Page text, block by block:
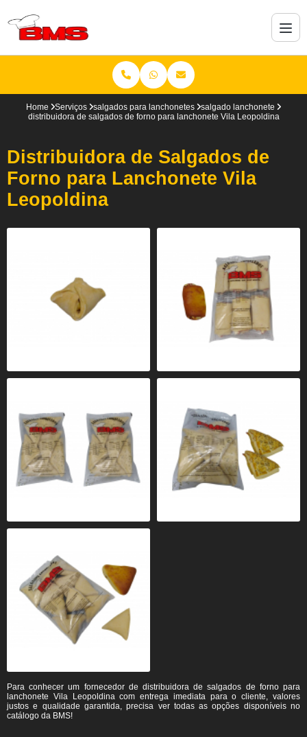
Home Serviços salgados para lanchonetes
salgado lanchonete
distribuidora de salgados de forno para lanchonete Vila Leopoldina
Distribuidora de Salgados de
Forno para Lanchonete Vila
Leopoldina
Para conhecer um fornecedor de distribuidora de salgados de forno para
lanchonete Vila Leopoldina com entrega imediata para o cliente, valores
justos e qualidade garantida, precisa ver todas as opções disponíveis no
catálogo da BMS!